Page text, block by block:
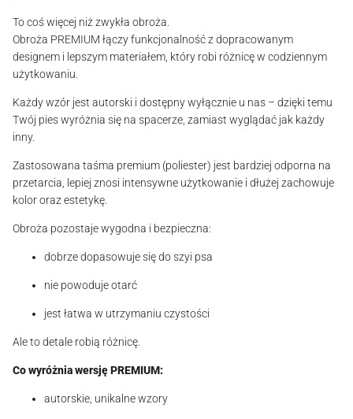
To coś więcej niż zwykła obroża.
Obroża PREMIUM łączy funkcjonalność z dopracowanym
designem i lepszym materiałem, który robi różnicę w codziennym
użytkowaniu.
Każdy wzór jest autorski i dostępny wyłącznie u nas – dzięki temu
Twój pies wyróżnia się na spacerze, zamiast wyglądać jak każdy
inny.
Zastosowana taśma premium (poliester) jest bardziej odporna na
przetarcia, lepiej znosi intensywne użytkowanie i dłużej zachowuje
kolor oraz estetykę.
Obroża pozostaje wygodna i bezpieczna:
dobrze dopasowuje się do szyi psa
nie powoduje otarć
jest łatwa w utrzymaniu czystości
Ale to detale robią różnicę.
Co wyróżnia wersję PREMIUM:
autorskie, unikalne wzory